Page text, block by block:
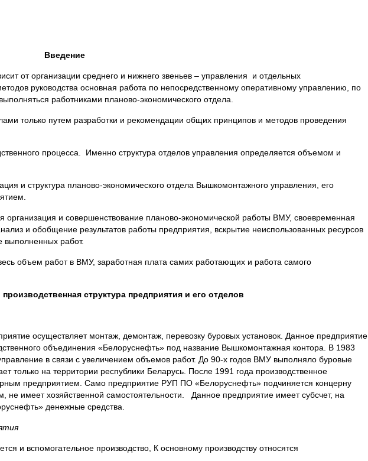
Введение
от организации среднего и нижнего звеньев – управления и отдельных
руководства основная работа по непосредственному оперативному управлению, по
работниками планово-экономического отдела.
только путем разработки и рекомендации общих принципов и методов проведения
процесса. Именно структура отделов управления определяется объемом и
и структура планово-экономического отдела Вышкомонтажного управления, его
организация и совершенствование планово-экономической работы ВМУ, своевременная
и обобщение результатов работы предприятия, вскрытие неиспользованных ресурсов
выполненных работ.
объем работ в ВМУ, заработная плата самих работающих и работа самого
структура предприятия и его отделов
осуществляет монтаж, демонтаж, перевозку буровых установок. Данное предприятие
объединения «Белоруснефть» под название Вышкомонтажная контора. В 1983
в связи с увеличением объемов работ. До 90-х годов ВМУ выполняло буровые
на территории республики Беларусь. После 1991 года производственное
предприятием. Само предприятие РУП ПО «Белоруснефть» подчиняется концерну
имеет хозяйственной самостоятельности. Данное предприятие имеет субсчет, на
денежные средства.
и вспомогательное производство, К основному производству относятся